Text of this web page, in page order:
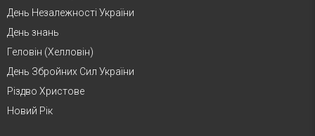
День Незалежності України
День знань
Геловін (Хелловін)
День Збройних Сил України
Різдво Христове
Новий Рік